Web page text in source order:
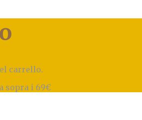
carrello.
sopra i 69€